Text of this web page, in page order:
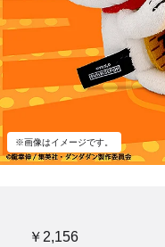
※画像はイメージです。
￥2,156